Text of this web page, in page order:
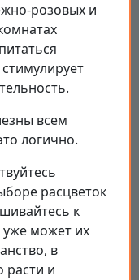
розовых и
всем
логично.
расцветок
к
может их
в
расти и